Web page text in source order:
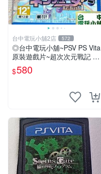
台中電玩小舖2店 572
◎台中電玩小舖~PSV PS Vita
原裝遊戲片~超次次元戰記 戰
$580